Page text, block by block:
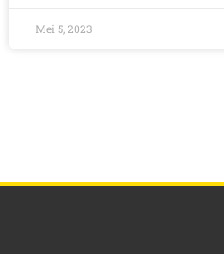
Mei 5, 2023